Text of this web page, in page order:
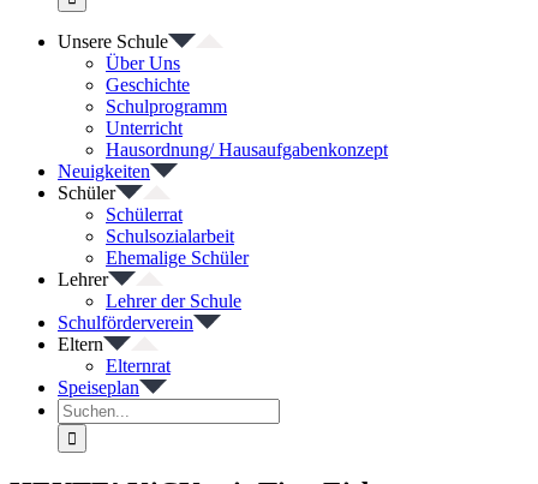
Unsere Schule
Über Uns
Geschichte
Schulprogramm
Unterricht
Hausordnung/ Hausaufgabenkonzept
Neuigkeiten
Schüler
Schülerrat
Schulsozialarbeit
Ehemalige Schüler
Lehrer
Lehrer der Schule
Schulförderverein
Eltern
Elternrat
Speiseplan
Suche
nach: